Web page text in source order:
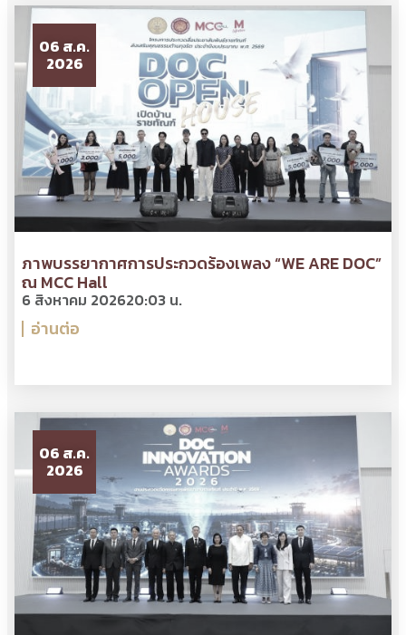
06 ส.ค.
2026
ภาพบรรยากาศการประกวดร้องเพลง “WE ARE DOC”
ณ MCC Hall
6 สิงหาคม 202620:03 น.
อ่านต่อ
06 ส.ค.
2026